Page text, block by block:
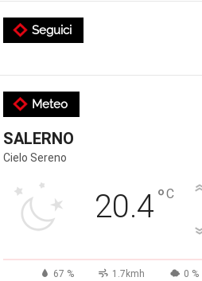
Seguici
Meteo
SALERNO
Cielo Sereno
20.4°C
67 % 1.7kmh 0 %